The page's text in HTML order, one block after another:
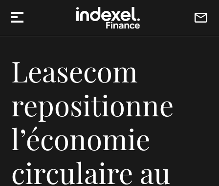
Leasecom
repositionne
l’économie
circulaire au